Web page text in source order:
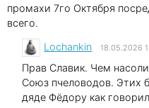
промахи 7го Октября
всего.
Lochankin 18.05.2026
Прав Славик. Чем
Союз пчеловодов. Этих
дяде Фёдору как